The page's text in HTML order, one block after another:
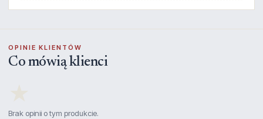
OPINIE KLIENTÓW
Co mówią klienci
Brak opinii o tym produkcie.